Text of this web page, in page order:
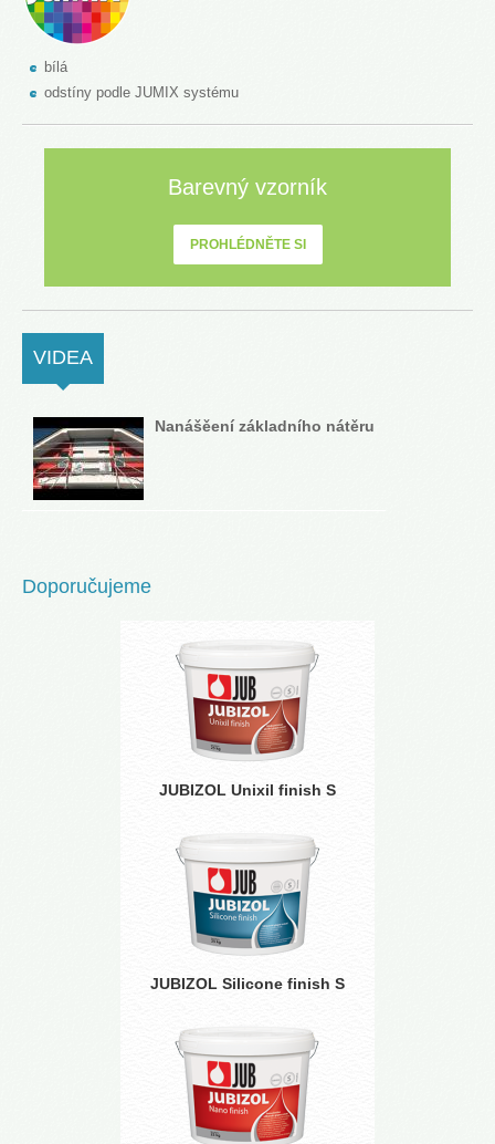
bílá
odstíny podle JUMIX systému
Barevný vzorník
PROHLÉDNĚTE SI
VIDEA
Nanášěení základního nátěru
Doporučujeme
JUBIZOL Unixil finish S
JUBIZOL Silicone finish S